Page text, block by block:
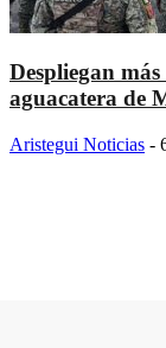
Despliegan
aguacatera de
Aristegui Noticias -